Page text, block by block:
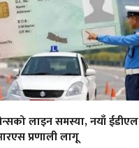
लाइन समस्या, नयाँ ईडीएल
प्रणाली लागू